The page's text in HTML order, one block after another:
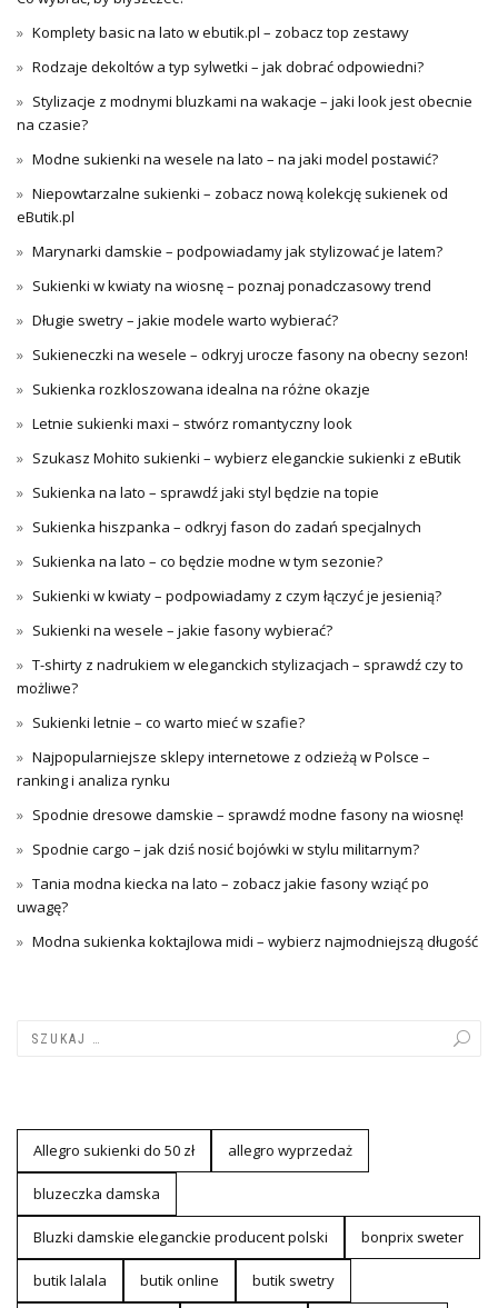
Komplety basic na lato w ebutik.pl – zobacz top zestawy
Rodzaje dekoltów a typ sylwetki – jak dobrać odpowiedni?
Stylizacje z modnymi bluzkami na wakacje – jaki look jest obecnie
na czasie?
Modne sukienki na wesele na lato – na jaki model postawić?
Niepowtarzalne sukienki – zobacz nową kolekcję sukienek od
eButik.pl
Marynarki damskie – podpowiadamy jak stylizować je latem?
Sukienki w kwiaty na wiosnę – poznaj ponadczasowy trend
Długie swetry – jakie modele warto wybierać?
Sukieneczki na wesele – odkryj urocze fasony na obecny sezon!
Sukienka rozkloszowana idealna na różne okazje
Letnie sukienki maxi – stwórz romantyczny look
Szukasz Mohito sukienki – wybierz eleganckie sukienki z eButik
Sukienka na lato – sprawdź jaki styl będzie na topie
Sukienka hiszpanka – odkryj fason do zadań specjalnych
Sukienka na lato – co będzie modne w tym sezonie?
Sukienki w kwiaty – podpowiadamy z czym łączyć je jesienią?
Sukienki na wesele – jakie fasony wybierać?
T-shirty z nadrukiem w eleganckich stylizacjach – sprawdź czy to
możliwe?
Sukienki letnie – co warto mieć w szafie?
Najpopularniejsze sklepy internetowe z odzieżą w Polsce –
ranking i analiza rynku
Spodnie dresowe damskie – sprawdź modne fasony na wiosnę!
Spodnie cargo – jak dziś nosić bojówki w stylu militarnym?
Tania modna kiecka na lato – zobacz jakie fasony wziąć po
uwagę?
Modna sukienka koktajlowa midi – wybierz najmodniejszą długość
Allegro sukienki do 50 zł allegro wyprzedaż
bluzeczka damska
Bluzki damskie eleganckie producent polski bonprix sweter
butik lalala butik online butik swetry